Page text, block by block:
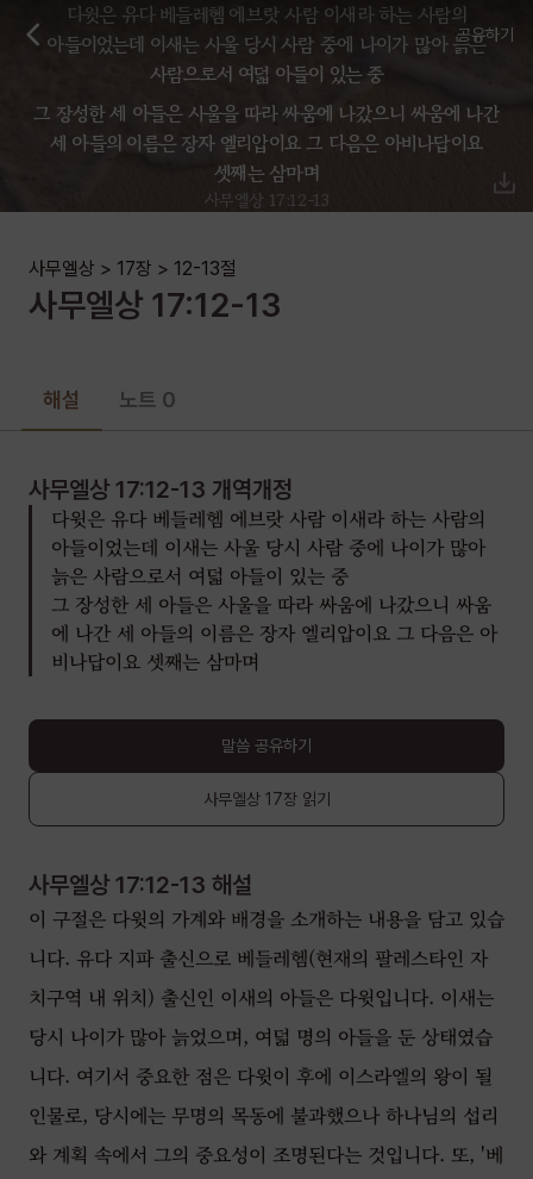
공유하기
다윗은 유다 베들레헴 에브랏 사람 이새라 하는 사람의
아들이었는데 이새는 사울 당시 사람 중에 나이가 많아 늙은
사람으로서 여덟 아들이 있는 중
그 장성한 세 아들은 사울을 따라 싸움에 나갔으니 싸움에 나간
세 아들의 이름은 장자 엘리압이요 그 다음은 아비나답이요
셋째는 삼마며
사무엘상 17:12-13
사무엘상 > 17장 > 12-13절
사무엘상 17:12-13
해설 노트 0
사무엘상 17:12-13 개역개정
다윗은 유다 베들레헴 에브랏 사람 이새라 하는 사람의
아들이었는데 이새는 사울 당시 사람 중에 나이가 많아
늙은 사람으로서 여덟 아들이 있는 중
그 장성한 세 아들은 사울을 따라 싸움에 나갔으니 싸움
에 나간 세 아들의 이름은 장자 엘리압이요 그 다음은 아
비나답이요 셋째는 삼마며
말씀 공유하기
사무엘상 17장읽기
사무엘상 17:12-13 해설
이 구절은 다윗의 가계와 배경을 소개하는 내용을 담고 있습
니다. 유다 지파 출신으로 베들레헴(현재의 팔레스타인 자
치구역 내 위치) 출신인 이새의 아들은 다윗입니다. 이새는
당시 나이가 많아 늙었으며, 여덟 명의 아들을 둔 상태였습
니다. 여기서 중요한 점은 다윗이 후에 이스라엘의 왕이 될
인물로, 당시에는 무명의 목동에 불과했으나 하나님의 섭리
와 계획 속에서 그의 중요성이 조명된다는 것입니다. 또, '베